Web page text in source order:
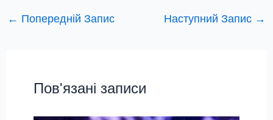
← Попередній Запис Наступний Запис →
Пов'язані записи